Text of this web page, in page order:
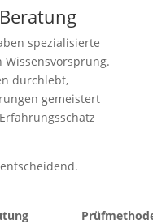
spezialisierte
durchlebt,
gemeistert